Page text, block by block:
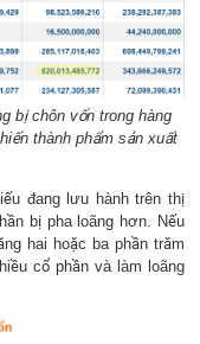
bị chôn vốn trong hàng
thành phẩm sản xuất
đang lưu hành trên thị
bị pha loãng hơn. Nếu
hai hoặc ba phần trăm
cổ phần và làm loãng